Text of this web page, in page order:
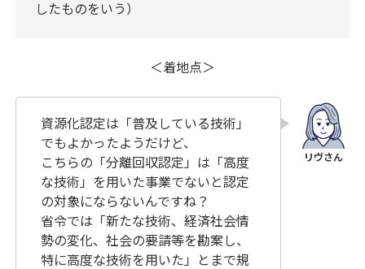
したものをいう）
＜着地点＞
資源化認定は「普及している技術」
でもよかったようだけど、
こちらの「分離回収認定」は「高度
な技術」を用いた事業でないと認定
の対象にならないんですね？
省令では「新たな技術、経済社会情
勢の変化、社会の要請等を勘案し、
特に高度な技術を用いた」とまで規